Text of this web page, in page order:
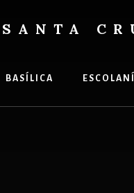
BASÍLICA